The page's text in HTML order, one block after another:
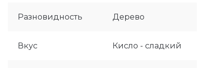
Разновидность Дерево
Вкус Кисло - сладкий